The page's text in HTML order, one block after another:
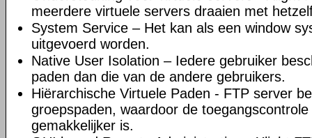
meerdere virtuele servers draaien met
System Service – Het kan als een window
uitgevoerd worden.
Native User Isolation – Iedere gebruiker
paden dan die van de andere gebruikers.
Hiërarchische Virtuele Paden - FTP server
groepspaden, waardoor de
gemakkelijker is.